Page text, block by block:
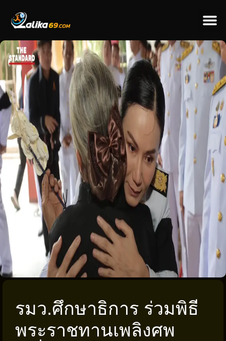
รมว.ศึกษาธิการ ร่วมพิธี
พระราชทานเพลิงศพ